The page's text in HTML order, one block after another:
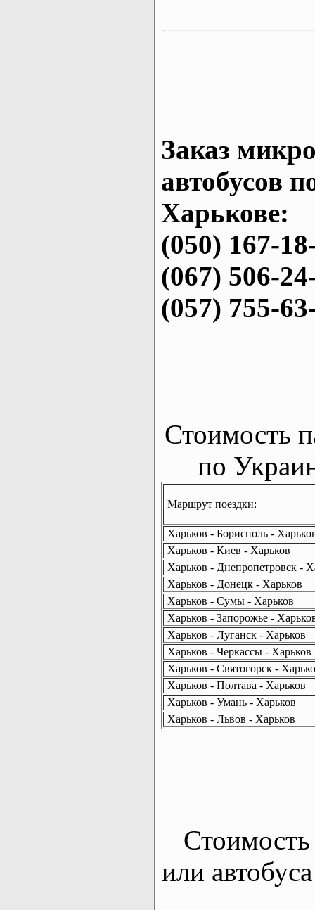
Заказ
автобусов
Харькове:
(050) 167-
(067) 506-
(057) 755-
Стоимость
по
Маршрут поездки:
Харьков - Борисполь -
Харьков - Киев - Харьков
Харьков - Днепропетровск -
Харьков - Донецк - Харьков
Харьков - Сумы - Харьков
Харьков - Запорожье -
Харьков - Луганск - Харьков
Харьков - Черкассы - Харьков
Харьков - Святогорск -
Харьков - Полтава - Харьков
Харьков - Умань - Харьков
Харьков - Львов - Харьков
Стоимость
или